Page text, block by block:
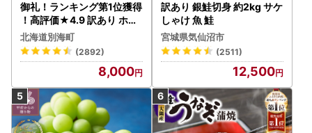
御礼！ランキング第1位獲得
！高評価★4.9 訳あり ホタ
テ 400g（ほたて 帆立 貝柱
冷凍 ）
北海道別海町
(2892)
8,000
訳あり 銀鮭切身 約2kg サケ
しゃけ 魚 鮭
宮城県気仙沼市
(2511)
12,500